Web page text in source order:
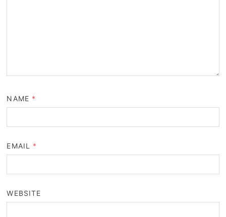
NAME *
EMAIL *
WEBSITE